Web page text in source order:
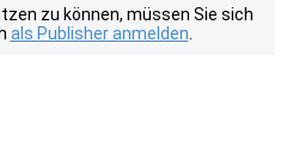
zu können, müssen Sie sich
als Publisher anmelden